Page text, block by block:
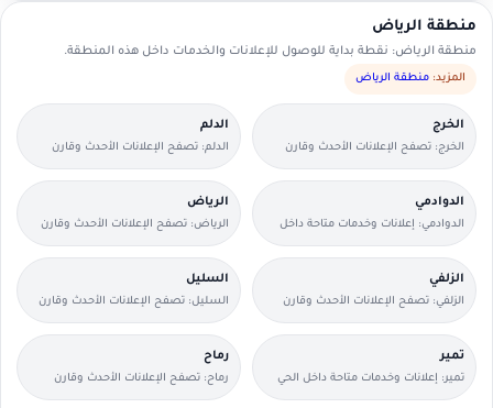
منطقة الرياض
منطقة الرياض: نقطة بداية للوصول للإعلانات والخدمات داخل هذه المنطقة.
المزيد: منطقة الرياض
الخرج
الخرج: تصفح الإعلانات الأحدث وقارن
التفاصيل بسرعة.
الدلم
الدلم: تصفح الإعلانات الأحدث وقارن
التفاصيل بسرعة.
الدوادمي
الدوادمي: إعلانات وخدمات متاحة داخل
الحي مع وسائل تواصل مباشرة.
الرياض
الرياض: تصفح الإعلانات الأحدث وقارن
التفاصيل بسرعة.
الزلفي
الزلفي: تصفح الإعلانات الأحدث وقارن
التفاصيل بسرعة.
السليل
السليل: تصفح الإعلانات الأحدث وقارن
التفاصيل بسرعة.
تمير
تمير: إعلانات وخدمات متاحة داخل الحي
مع وسائل تواصل مباشرة.
رماح
رماح: تصفح الإعلانات الأحدث وقارن
التفاصيل بسرعة.